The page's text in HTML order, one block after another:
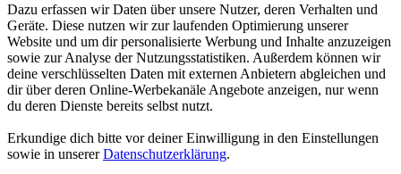
Dazu erfassen wir Daten über unsere Nutzer, deren Verhalten und
Geräte. Diese nutzen wir zur laufenden Optimierung unserer
Website und um dir personalisierte Werbung und Inhalte anzuzeigen
sowie zur Analyse der Nutzungsstatistiken. Außerdem können wir
deine verschlüsselten Daten mit externen Anbietern abgleichen und
dir über deren Online-Werbekanäle Angebote anzeigen, nur wenn
du deren Dienste bereits selbst nutzt.
Erkundige dich bitte vor deiner Einwilligung in den Einstellungen
sowie in unsererDatenschutzerklärung.